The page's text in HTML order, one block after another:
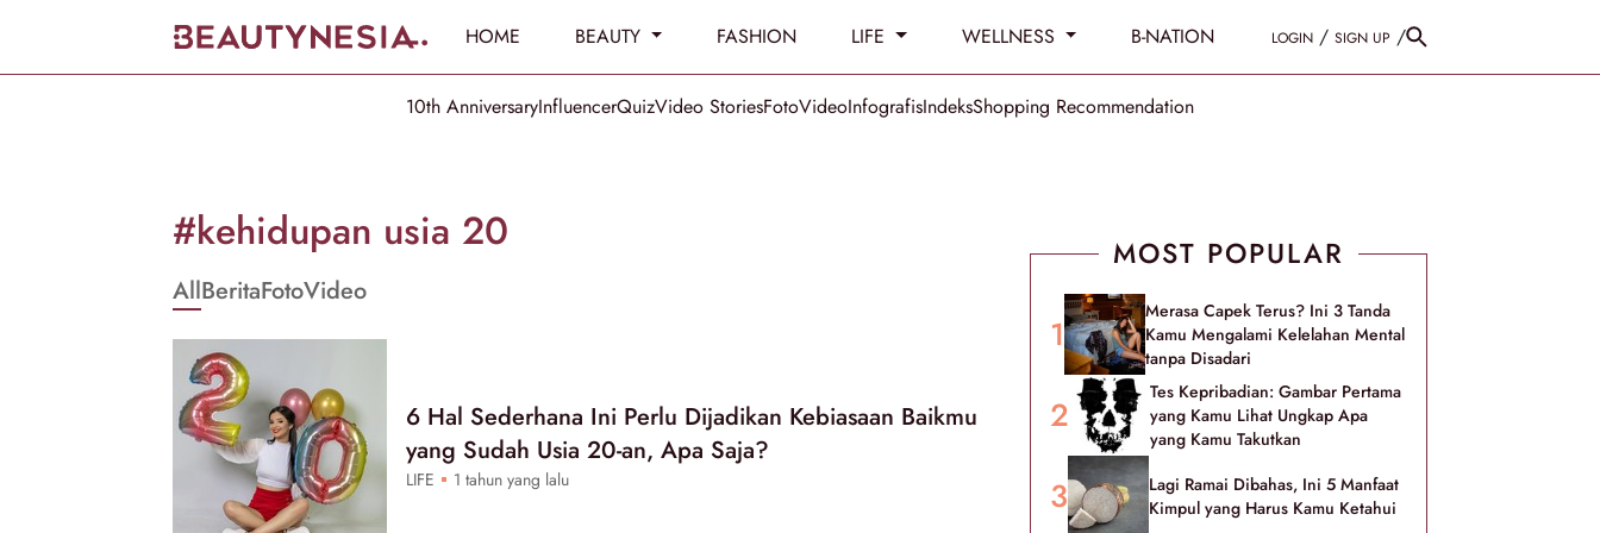
HOME BEAUTY FASHION LIFE WELLNESS B-NATION LOGIN / SIGN UP /
10th AnniversaryInfluencerQuizVideo StoriesFotoVideoInfografisIndeksShopping Recommendation
[GET_DATA_TITLE]
Beautynesia
#kehidupan usia 20
AllBeritaFotoVideo
6 Hal Sederhana Ini Perlu Dijadikan Kebiasaan Baikmu
yang Sudah Usia 20-an, Apa Saja?
LIFE 1 tahun yang lalu
MOST POPULAR
Merasa Capek Terus? Ini 3 Tanda
Kamu Mengalami Kelelahan Mental
tanpa Disadari
Tes Kepribadian: Gambar Pertama
yang Kamu Lihat Ungkap Apa
yang Kamu Takutkan
Lagi Ramai Dibahas, Ini 5 Manfaat
Kimpul yang Harus Kamu Ketahui